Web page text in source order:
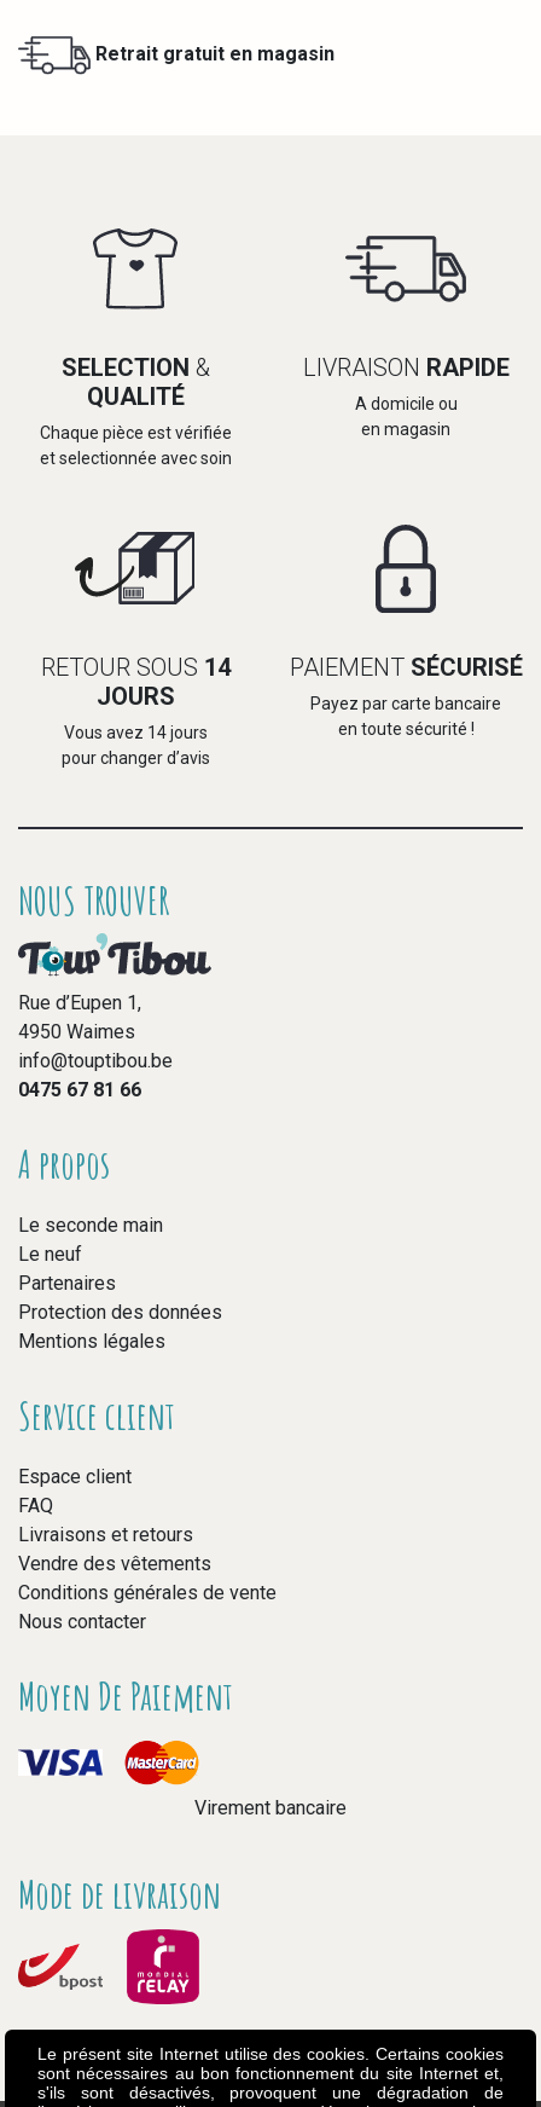
Retrait gratuit en magasin
SELECTION &
QUALITÉ
Chaque pièce est vérifiée
et selectionnée avec soin
LIVRAISON RAPIDE
A domicile ou
en magasin
RETOUR SOUS 14
JOURS
Vous avez 14 jours
pour changer d’avis
PAIEMENT SÉCURISÉ
Payez par carte bancaire
en toute sécurité !
NOUS TROUVER
Rue d’Eupen 1,
4950 Waimes
info@touptibou.be
0475 67 81 66
A propos
Le seconde main
Le neuf
Partenaires
Protection des données
Mentions légales
Service client
Espace client
FAQ
Livraisons et retours
Vendre des vêtements
Conditions générales de vente
Nous contacter
Moyen De Paiement
Virement bancaire
Mode de livraison
Le présent site Internet utilise des cookies. Certains cookies
sont nécessaires au bon fonctionnement du site Internet et,
s'ils sont désactivés, provoquent une dégradation de